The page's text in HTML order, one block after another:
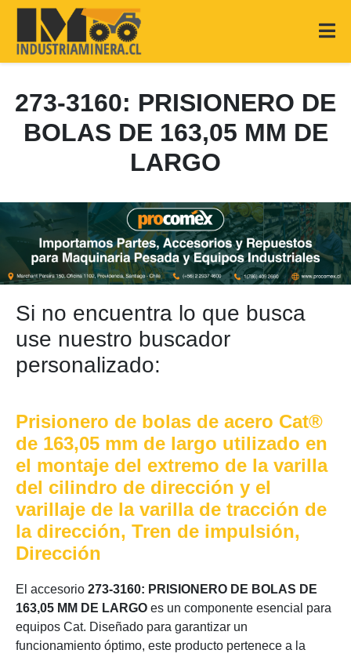
273-3160: PRISIONERO DE
BOLAS DE 163,05 MM DE
LARGO
Si no encuentra lo que busca
use nuestro buscador
personalizado:
Prisionero de bolas de acero Cat®
de 163,05 mm de largo utilizado en
el montaje del extremo de la varilla
del cilindro de dirección y el
varillaje de la varilla de tracción de
la dirección, Tren de impulsión,
Dirección
El accesorio 273-3160: PRISIONERO DE BOLAS DE
163,05 MM DE LARGO es un componente esencial para
equipos Cat. Diseñado para garantizar un
funcionamiento óptimo, este producto pertenece a la